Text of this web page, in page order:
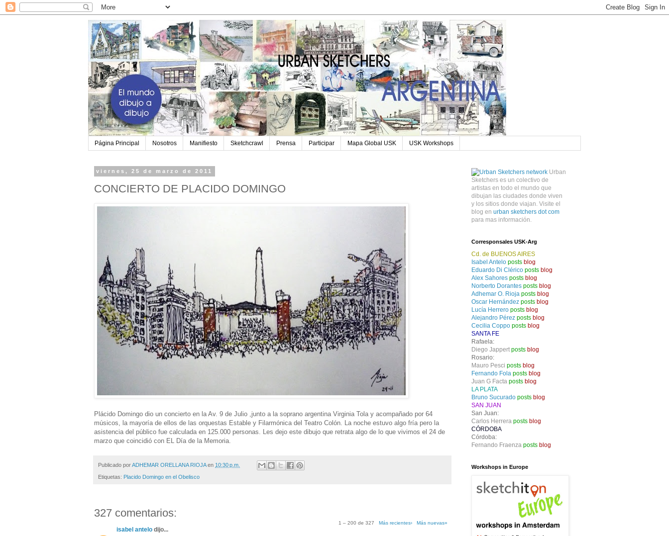
Página Principal Nosotros Manifiesto Sketchcrawl Prensa Participar Mapa Global USK USK Workshops
viernes, 25 de marzo de 2011
CONCIERTO DE PLACIDO DOMINGO
Plácido Domingo dio un concierto en la Av. 9 de Julio ,junto a la soprano argentina Virginia Tola y acompañado por 64
músicos, la mayoría de ellos de las orquestas Estable y Filarmónica del Teatro Colón. La noche estuvo algo fría pero la
asistencia del público fue calculada en 125.000 personas. Les dejo este dibujo que retrata algo de lo que vivimos el 24 de
marzo que coincidió con EL Día de la Memoria.
Publicado porADHEMAR ORELLANA RIOJA en 10:30 p.m.
Etiquetas: Placido Domingo en el Obelisco
327 comentarios:
1 – 200 de 327 Más recientes› Más nuevas»
isabel antelo dijo...
Urban
Sketchers es un colectivo de
artistas en todo el mundo que
dibujan las ciudades donde viven
y los sitios donde viajan. Visite el
blog en urban sketchers dot com
para mas información.
Corresponsales USK-Arg
Cd. de BUENOS AIRES
Isabel Antelo posts blog
Eduardo Di Clérico posts blog
Alex Sahores posts blog
Norberto Dorantes posts blog
Adhemar O. Rioja posts blog
Oscar Hernández posts blog
Lucía Herrero posts blog
Alejandro Pérez posts blog
Cecilia Coppo posts blog
SANTA FE
Rafaela:
Diego Jappert posts blog
Rosario:
Mauro Pesci posts blog
Fernando Fola posts blog
Juan G Facta posts blog
LA PLATA
Bruno Sucurado posts blog
SAN JUAN
San Juan:
Carlos Herrera posts blog
CÓRDOBA
Córdoba:
Fernando Fraenza posts blog
Workshops in Europe